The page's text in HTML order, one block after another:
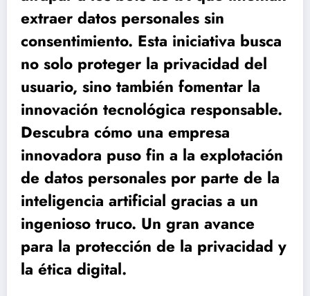
extraer datos personales sin
consentimiento. Esta iniciativa busca
no solo proteger la privacidad del
usuario, sino también fomentar la
innovación tecnológica responsable.
Descubra cómo una empresa
innovadora puso fin a la explotación
de datos personales por parte de la
inteligencia artificial gracias a un
ingenioso truco. Un gran avance
para la protección de la privacidad y
la ética digital.